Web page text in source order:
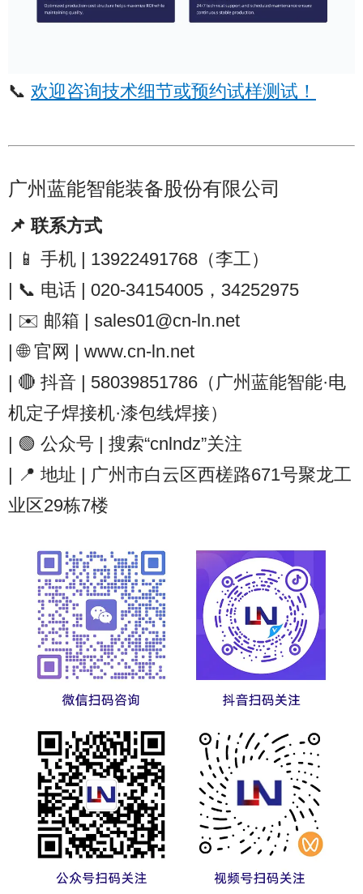
📞 欢迎咨询技术细节或预约试样测试！
广州蓝能智能装备股份有限公司
📌 联系方式
| 📱 手机 | 13922491768（李工）
| 📞 电话 | 020-34154005，34252975
| ✉️ 邮箱 | sales01@cn-ln.net
| 🌐 官网 | www.cn-ln.net
| 🔴 抖音 | 58039851786（广州蓝能智能·电
机定子焊接机·漆包线焊接）
| 🟢 公众号 | 搜索“cnlndz”关注
| 📍 地址 | 广州市白云区西槎路671号聚龙工
业区29栋7楼